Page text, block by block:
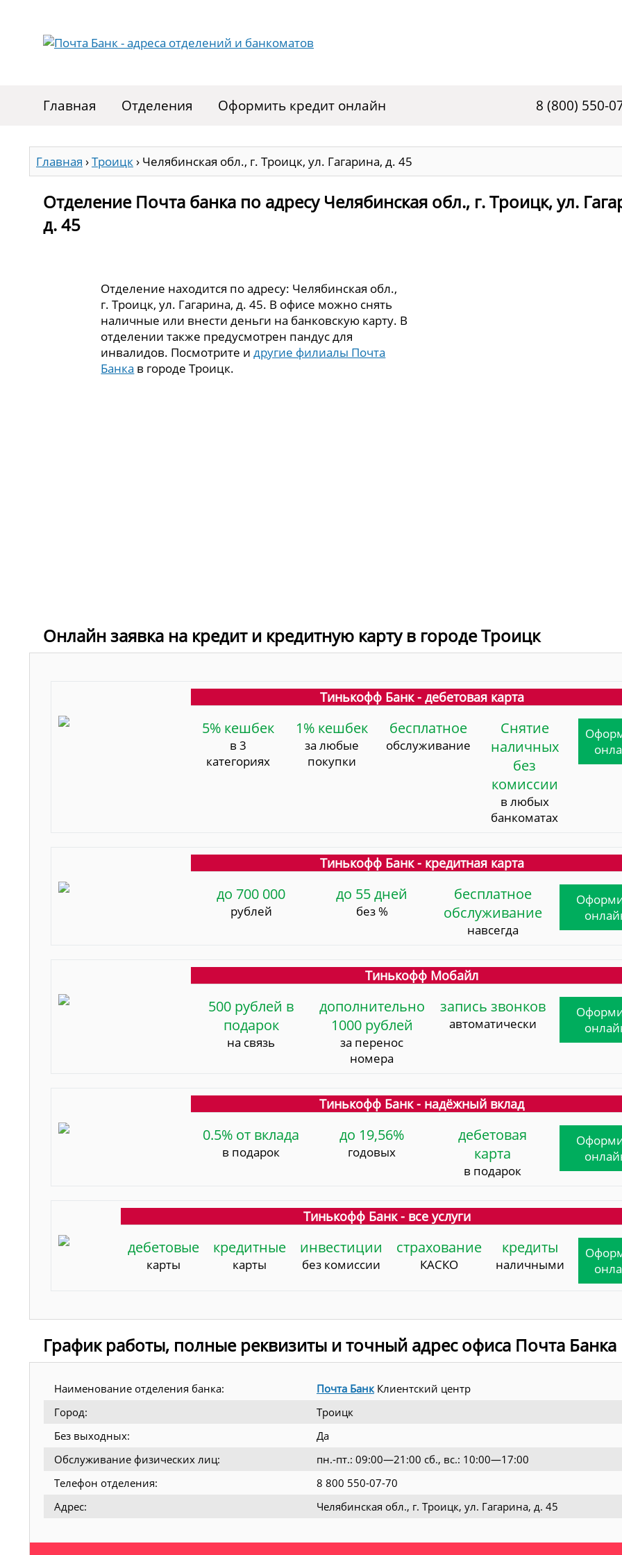
Главная Отделения Оформить кредит онлайн 8 (800) 550-
Главная ›Троицк› Челябинская обл., г. Троицк, ул. Гагарина, д. 45
Отделение Почта банка по адресу Челябинская обл., г. Троицк, ул.
д. 45
Отделение находится по адресу: Челябинская обл.,
г. Троицк, ул. Гагарина, д. 45. В офисе можно снять
наличные или внести деньги на банковскую карту. В
отделении также предусмотрен пандус для
инвалидов. Посмотрите идругие филиалы Почта
Банка в городе Троицк.
Онлайн заявка на кредит и кредитную карту в городе Троицк
Тинькофф Банк - дебетовая карта
5% кешбек
в 3
категориях
1% кешбек
за любые
покупки
бесплатное
обслуживание
Снятие
наличных
без
комиссии
в любых
банкоматах
Тинькофф Банк - кредитная карта
до 700 000
рублей
до 55 дней
без %
бесплатное
обслуживание
навсегда
Тинькофф Мобайл
500 рублей в
подарок
на связь
дополнительно
1000 рублей
за перенос
номера
запись звонков
автоматически
Тинькофф Банк - надёжный вклад
0.5% от вклада
в подарок
до 19,56%
годовых
дебетовая
карта
в подарок
Тинькофф Банк - все услуги
дебетовые
карты
кредитные
карты
инвестиции
без комиссии
страхование
КАСКО
кредиты
наличными
График работы, полные реквизиты и точный адрес офиса Почта Банка
Наименование отделения банка: Почта Банк Клиентский центр
Город:
Троицк
Без выходных:
Да
Обслуживание физических лиц:
пн.-пт.: 09:00—21:00 сб., вс.: 10:00—17:00
Телефон отделения:
8 800 550-07-70
Адрес:
Челябинская обл., г. Троицк, ул. Гагарина, д. 45